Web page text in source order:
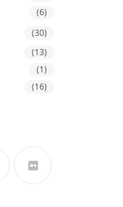
(6)
(30)
(13)
(1)
(16)